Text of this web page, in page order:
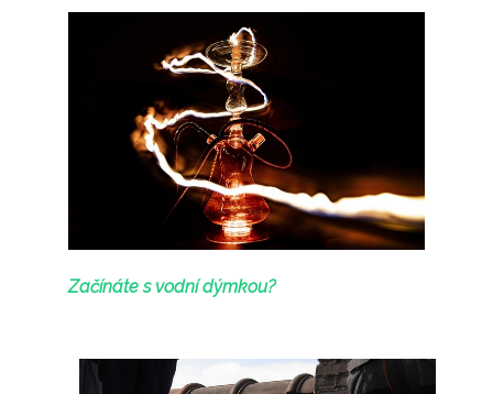
Začínáte s vodní dýmkou?